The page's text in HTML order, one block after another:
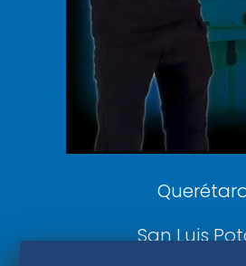
DeDinero
Aviso
Consultas
San Luis